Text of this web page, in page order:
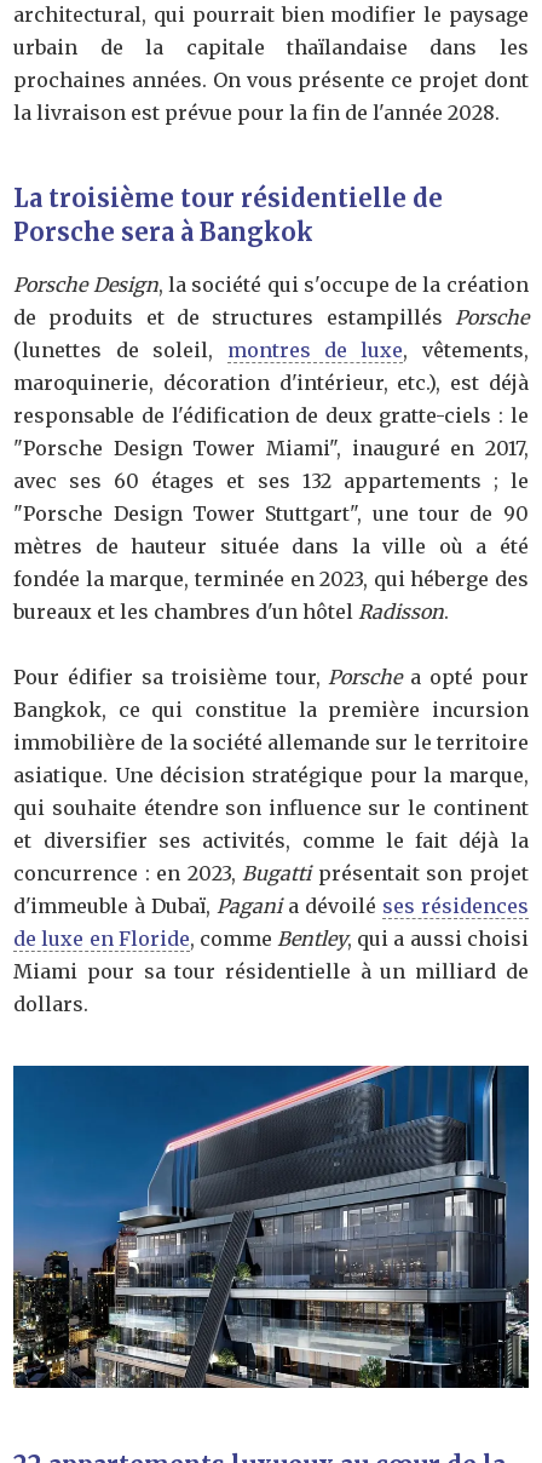
architectural, qui pourrait bien modifier le paysage
urbain de la capitale thaïlandaise dans les
prochaines années. On vous présente ce projet dont
la livraison est prévue pour la fin de l'année 2028.
La troisième tour résidentielle de
Porsche sera à Bangkok
Porsche Design, la société qui s'occupe de la création
de produits et de structures estampillés
Porsche
(lunettes de soleil, montres de luxe, vêtements,
maroquinerie, décoration d'intérieur, etc.), est déjà
responsable de l'édification de deux gratte-ciels : le
"Porsche Design Tower Miami", inauguré en 2017,
avec ses 60 étages et ses 132 appartements ; le
"Porsche Design Tower Stuttgart", une tour de 90
mètres de hauteur située dans la ville où a été
fondée la marque, terminée en 2023, qui héberge des
bureaux et les chambres d'un hôtel Radisson.
Pour édifier sa troisième tour, Porsche a opté pour
Bangkok, ce qui constitue la première incursion
immobilière de la société allemande sur le territoire
asiatique. Une décision stratégique pour la marque,
qui souhaite étendre son influence sur le continent
et diversifier ses activités, comme le fait déjà la
concurrence : en 2023, Bugatti présentait son projet
d'immeuble à Dubaï, Pagani a dévoilé ses résidences
de luxe en Floride, comme Bentley, qui a aussi choisi
Miami pour sa tour résidentielle à un milliard de
dollars.